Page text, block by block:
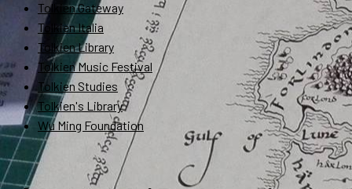
Tolkien Gateway
Tolkien Italia
Tolkien Library
Tolkien Music Festival
Tolkien Studies
Tolkien's Library
Wu Ming Foundation